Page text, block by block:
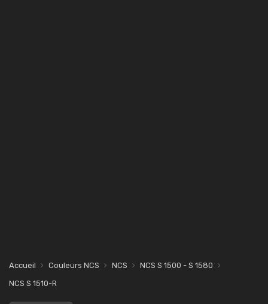
Accueil Couleurs NCS NCS
NCS S 1500 - S 1580
NCS S 1510-R